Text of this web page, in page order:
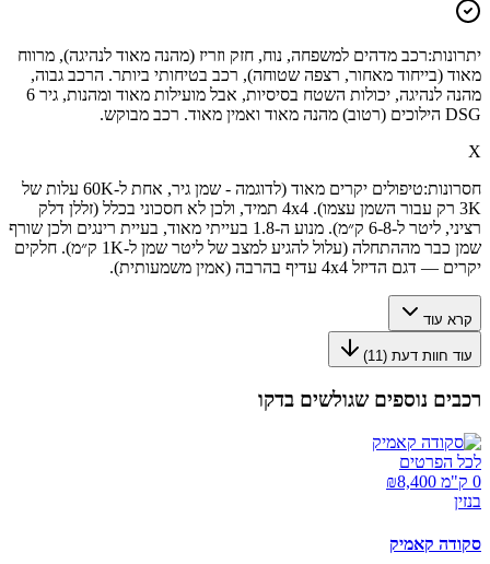
יתרונות:רכב מדהים למשפחה, נוח, חזק וזריז (מהנה מאוד לנהיגה), מרווח
מאוד (בייחוד מאחור, רצפה שטוחה), רכב בטיחותי ביותר. הרכב גבוה,
מהנה לנהיגה, יכולות השטח בסיסיות, אבל מועילות מאוד ומהנות, גיר 6
DSG הילוכים (רטוב) מהנה מאוד ואמין מאוד. רכב מבוקש.
X
חסרונות:
טיפולים יקרים מאוד (לדוגמה - שמן גיר, אחת ל-60K עלות של
3K רק עבור השמן עצמו). 4x4 תמיד, ולכן לא חסכוני בכלל (זללן דלק
רציני, ליטר ל-6-8 ק״מ). מנוע ה-1.8 בעייתי מאוד, בעיית רינגים ולכן שורף
שמן כבר מההתחלה (עלול להגיע למצב של ליטר שמן ל-1K ק״מ). חלקים
יקרים — דגם הדיזל 4x4 עדיף בהרבה (אמין משמעותית).
קרא עוד
עוד חוות דעת (11
)
רכבים נוספים שגולשים בדקו
לכל הפרטים
0 ק"מ ₪
8,400
בנזין
סקודה קאמיק